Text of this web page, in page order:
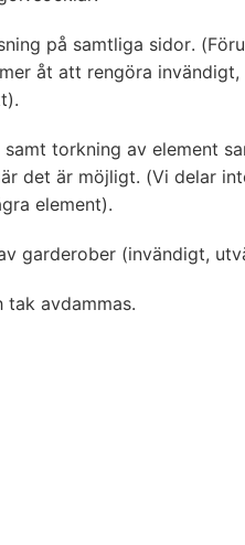
på samtliga sidor.
åt att rengöra
samt torkning av element
det är möjligt. (Vi delar
element).
garderober (invändigt,
tak avdammas.